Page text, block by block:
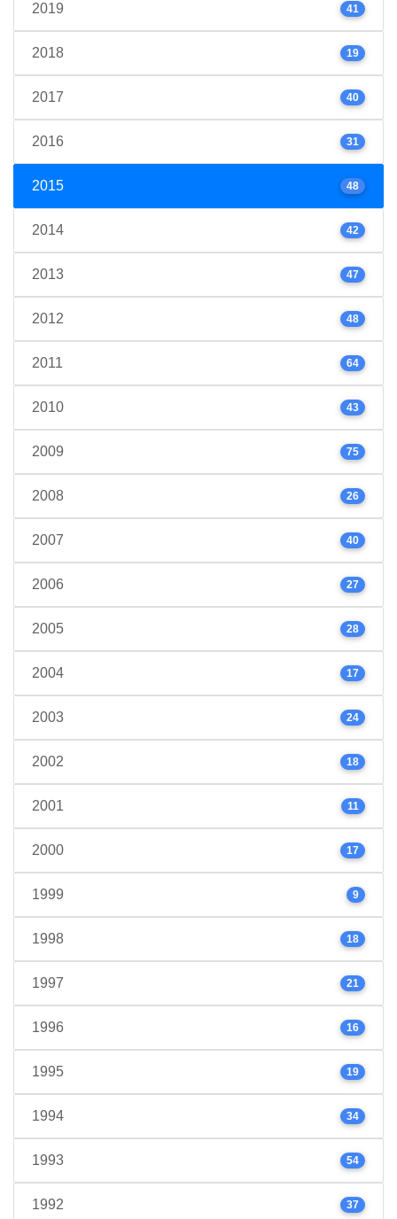
2019 41
2018 19
2017 40
2016 31
2015 48
2014 42
2013 47
2012 48
2011 64
2010 43
2009 75
2008 26
2007 40
2006 27
2005 28
2004 17
2003 24
2002 18
2001 11
2000 17
1999 9
1998 18
1997 21
1996 16
1995 19
1994 34
1993 54
1992 37